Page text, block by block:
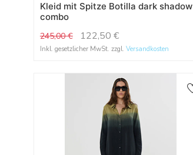
Kleid mit Spitze Botilla dark shadow
combo
245,00€ 122,50 €
Inkl. gesetzlicher MwSt. zzgl. Versandkosten